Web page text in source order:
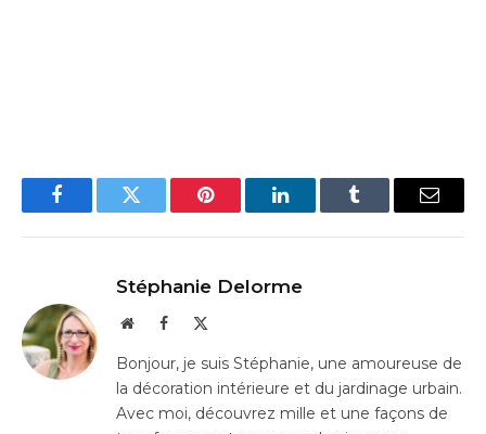
FacebookTwitter Pinterest LinkedInTumblr Email
Stéphanie Delorme
WebsiteFacebook
Bonjour, je suis Stéphanie, une amoureuse de
la décoration intérieure et du jardinage urbain.
Avec moi, découvrez mille et une façons de